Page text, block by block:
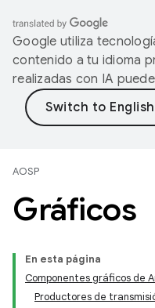
Google utiliza
contenido a tu idioma
realizadas con IA
AOSP
Gráficos
En esta página
Componentes gráficos de
Productores de